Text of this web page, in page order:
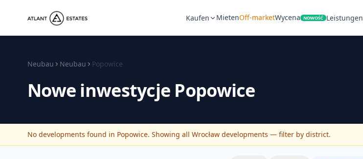
Kaufen MietenOff-marketWycena NOWOŚĆ Leistungen
Neubau Neubau Popowice
Nowe inwestycje Popowice
No developments found in Popowice. Showing all Wrocław developments — filter by district.